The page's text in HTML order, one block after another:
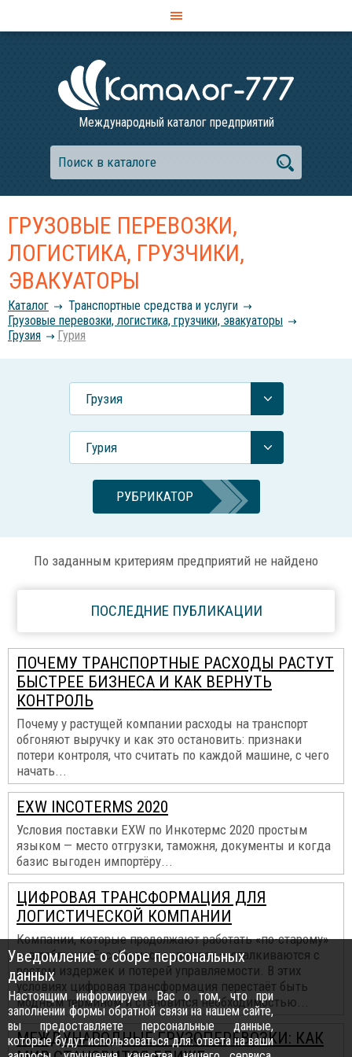
Международный каталог предприятий
ГРУЗОВЫЕ ПЕРЕВОЗКИ,
ЛОГИСТИКА, ГРУЗЧИКИ,
ЭВАКУАТОРЫ
Каталог
Транспортные средства и услуги
Грузовые перевозки, логистика, грузчики, эвакуаторы
Грузия
Гурия
Грузия
Гурия
РУБРИКАТОР
По заданным критериям предприятий не найдено
ПОСЛЕДНИЕ ПУБЛИКАЦИИ
ПОЧЕМУ ТРАНСПОРТНЫЕ РАСХОДЫ РАСТУТ
БЫСТРЕЕ БИЗНЕСА И КАК ВЕРНУТЬ
КОНТРОЛЬ
Почему у растущей компании расходы на транспорт
обгоняют выручку и как это остановить: признаки
потери контроля, что считать по каждой машине, с чего
начать...
EXW INCOTERMS 2020
Условия поставки EXW по Инкотермс 2020 простым
языком — место отгрузки, таможня, документы и когда
базис выгоден импортёру...
ЦИФРОВАЯ ТРАНСФОРМАЦИЯ ДЛЯ
ЛОГИСТИЧЕСКОЙ КОМПАНИИ
Компании, которые продолжают работать «по-старому»
— в таблицах Excel и мессенджерах — сталкиваются с
ростом издержек и потерей управляемости. В этих
условиях цифровая трансформация перестаёт быть
модным термином и становится необходимостью...
МЕЖДУНАРОДНЫЕ ГРУЗОПЕРЕВОЗКИ: КАК
Уведомление о сборе персональных
данных
Настоящим информируем Вас о том, что при
заполнении формы обратной связи на нашем сайте,
вы предоставляете персональные данные,
которые будут использоваться для: ответа на ваши